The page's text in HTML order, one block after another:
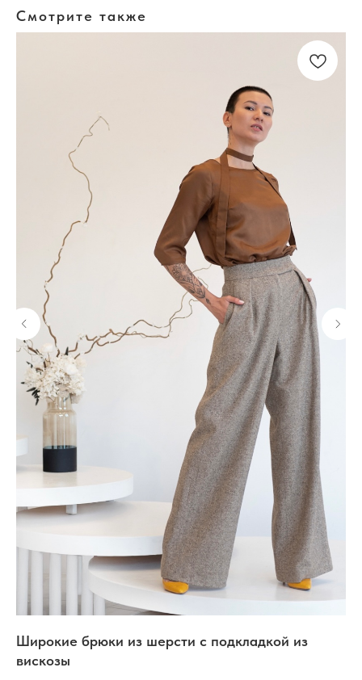
Смотрите также
Широкие брюки из шерсти с подкладкой из
вискозы